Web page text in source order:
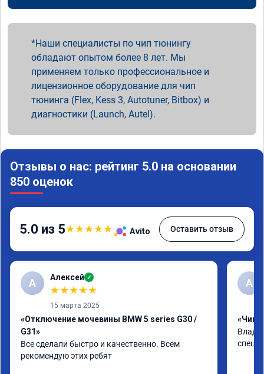
Наши специалисты по чип тюнингу
обладают опытом более 8 лет. Мы
применяем только профессиональное и
лицензионное оборудование для чип
тюнинга (Flex, Kess 3, Autotuner, Bitbox) и
диагностики (Launch, Autel).
Отзывы о нас: рейтинг 5.0 на основании
850 оценок
5.0 из 5★★★★★ Avito Оставить отзыв
А Алексей ✓
★★★★★
15 марта 2025
«Отключение мочевины BMW 5 series G30 /
G31»
Все сделали быстро и качественно. Всем
рекомендую этих ребят
А
«Чип